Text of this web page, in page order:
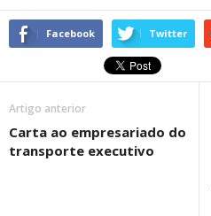
Facebook Twitter
Artigo anterior
Carta ao empresariado do
transporte executivo